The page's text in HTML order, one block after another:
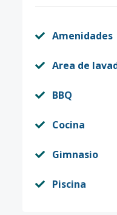
Amenidades
Area de
BBQ
Cocina
Gimnasio
Piscina